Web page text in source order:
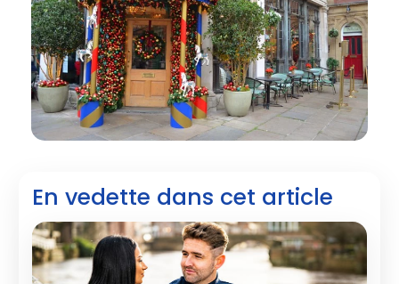
En vedette dans cet article